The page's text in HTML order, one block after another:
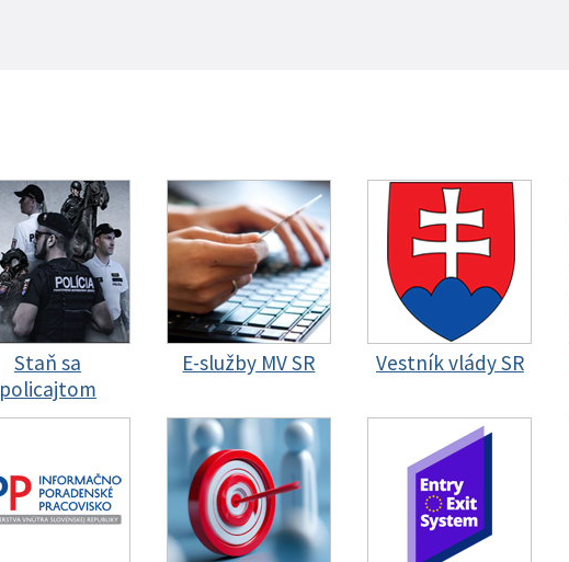
Staň sa
policajtom
E-služby MV SR Vestník vlády SR